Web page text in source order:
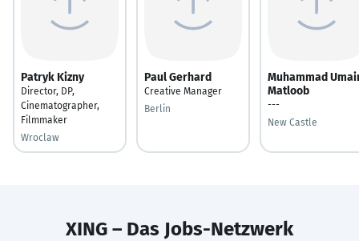
Patryk Kizny
Director, DP,
Cinematographer,
Filmmaker
Wroclaw
Paul Gerhard
Creative Manager
Berlin
Muhammad
Matloob
---
New Castle
XING – Das Jobs-Netzwerk